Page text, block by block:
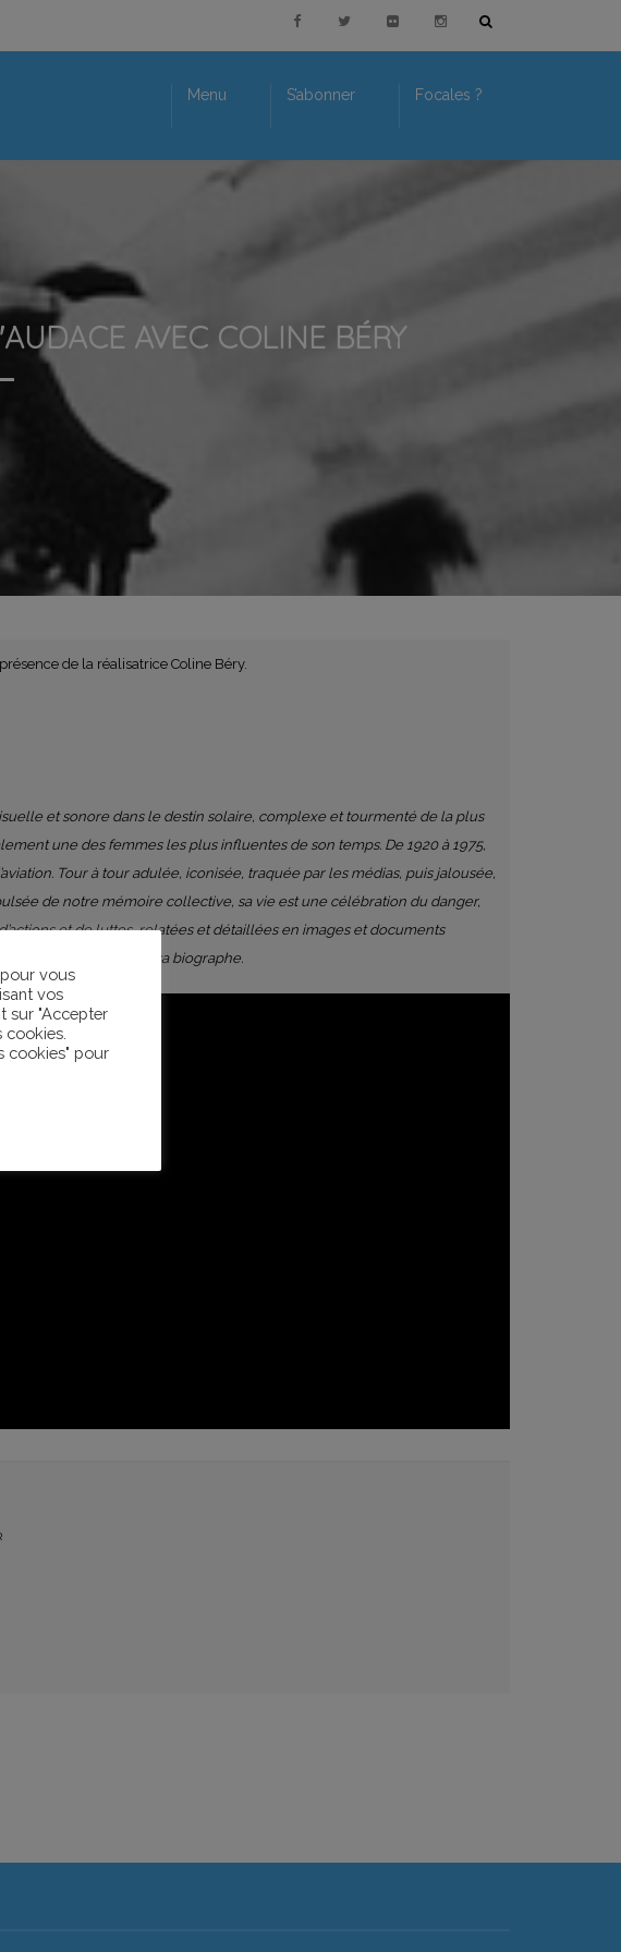
Menu S’abonner Focales ?
AVEC COLINE BÉRY
de la réalisatrice Coline Béry.
et sonore dans le destin solaire, complexe et tourmenté de la plus
une des femmes les plus influentes de son temps. De 1920 à 1975,
Tour à tour adulée, iconisée, traquée par les médias, puis jalousée,
de notre mémoire collective, sa vie est une célébration du danger,
et de luttes, relatées et détaillées en images et documents
qui est également sa biographe.
vous
vos
sur "Accepter
cookies" pour